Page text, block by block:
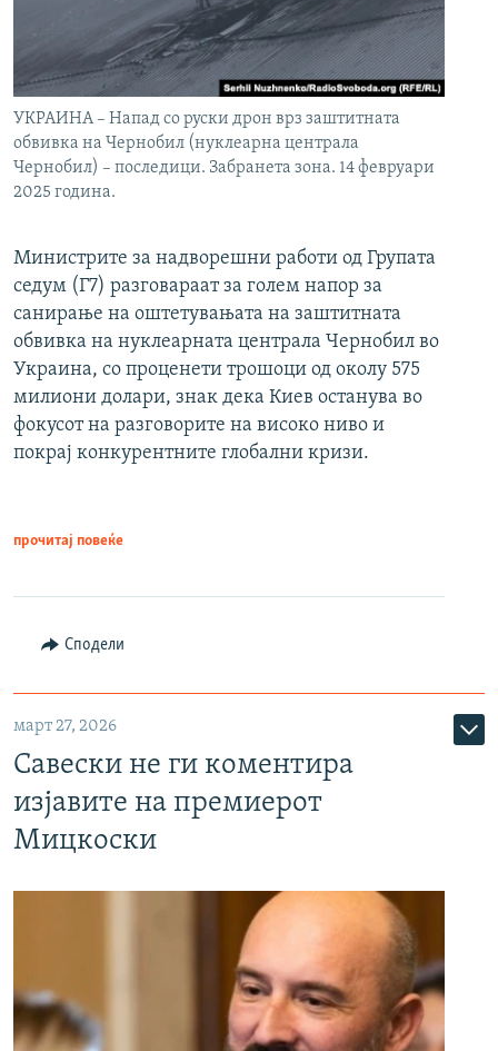
УКРАИНА – Напад со руски дрон врз заштитната
обвивка на Чернобил (нуклеарна централа
Чернобил) – последици. Забранета зона. 14 февруари
2025 година.
Министрите за надворешни работи од Групата
седум (Г7) разговараат за голем напор за
санирање на оштетувањата на заштитната
обвивка на нуклеарната централа Чернобил во
Украина, со проценети трошоци од околу 575
милиони долари, знак дека Киев останува во
фокусот на разговорите на високо ниво и
покрај конкурентните глобални кризи.
прочитај повеќе
Сподели
март 27, 2026
Савески не ги коментира
изјавите на премиерот
Мицкоски